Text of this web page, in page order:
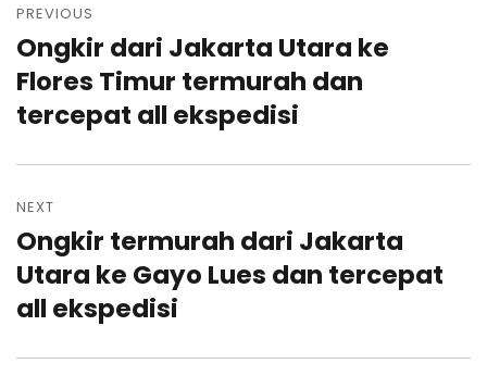
navigation
PREVIOUS
Previous
post:
Ongkir dari Jakarta Utara ke
Flores Timur termurah dan
tercepat all ekspedisi
NEXT
Next
post:
Ongkir termurah dari Jakarta
Utara ke Gayo Lues dan tercepat
all ekspedisi